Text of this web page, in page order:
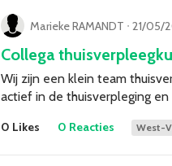
Marieke RAMANDT ᐧ 21/05/
Collega
Wij zijn een klein team
actief in de thuisverpleging
0 Likes 0 Reacties West-